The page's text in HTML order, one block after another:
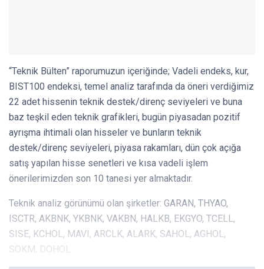
“Teknik Bülten” raporumuzun içeriğinde; Vadeli endeks, kur,
BIST100 endeksi, temel analiz tarafında da öneri verdiğimiz
22 adet hissenin teknik destek/direnç seviyeleri ve buna
baz teşkil eden teknik grafikleri, bugün piyasadan pozitif
ayrışma ihtimali olan hisseler ve bunların teknik
destek/direnç seviyeleri, piyasa rakamları, dün çok açığa
satış yapılan hisse senetleri ve kısa vadeli işlem
önerilerimizden son 10 tanesi yer almaktadır.
Teknik analiz görünümü olan şirketler: GARAN, THYAO,
ISCTR, AKBNK, YKBNK, VAKBN, HALKB, EKGYO, TCELL,
SISE, KCHOL, MAVI, ARCLK, ALARK, SAHOL, AGHOL,
SOKM, DOHOL.